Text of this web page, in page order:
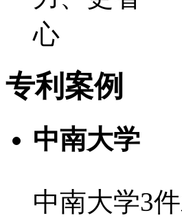
心
专利案例
中南大学
中南大学3